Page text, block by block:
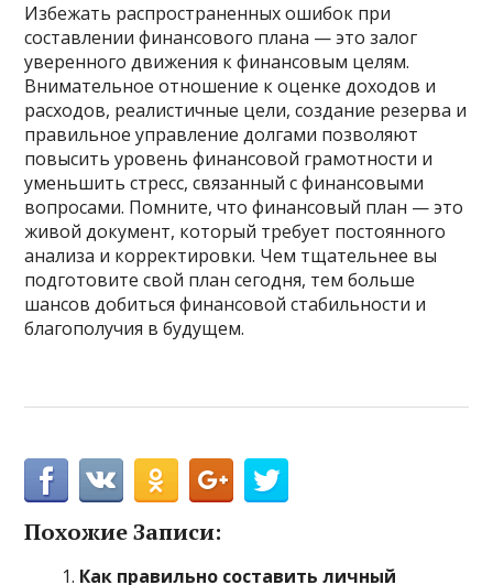
Избежать распространенных ошибок при
составлении финансового плана — это залог
уверенного движения к финансовым целям.
Внимательное отношение к оценке доходов и
расходов, реалистичные цели, создание резерва и
правильное управление долгами позволяют
повысить уровень финансовой грамотности и
уменьшить стресс, связанный с финансовыми
вопросами. Помните, что финансовый план — это
живой документ, который требует постоянного
анализа и корректировки. Чем тщательнее вы
подготовите свой план сегодня, тем больше
шансов добиться финансовой стабильности и
благополучия в будущем.
Похожие Записи:
Как правильно составить личный